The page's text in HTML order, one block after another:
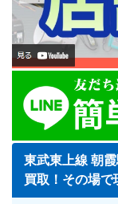
東武東上線 朝
買取！その場で